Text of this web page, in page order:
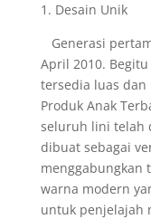
1. Desain Unik
Generasi
April 2010.
tersedia luas dan
Produk Anak
seluruh lini telah
dibuat sebagai
menggabungkan
warna modern
untuk penjelajah